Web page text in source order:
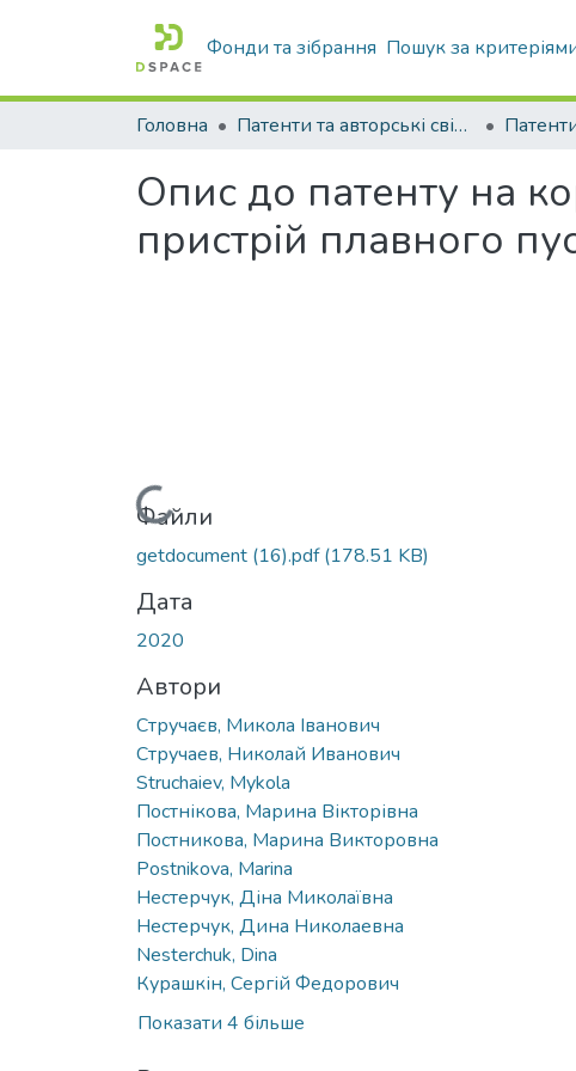
Фонди та зібрання Пошук за
Головна Патенти та авторські свідоцтва
Опис до патенту на
пристрій плавного
Вантажиться...
Файли
getdocument (16).pdf(178.51 KB)
Дата
2020
Автори
Стручаєв, Микола Іванович
Стручаев, Николай Иванович
Struchaiev, Mykola
Постнікова, Марина Вікторівна
Постникова, Марина Викторовна
Postnikova, Marina
Нестерчук, Діна Миколаївна
Нестерчук, Дина Николаевна
Nesterchuk, Dina
Курашкін, Сергій Федорович
Показати 4 більше